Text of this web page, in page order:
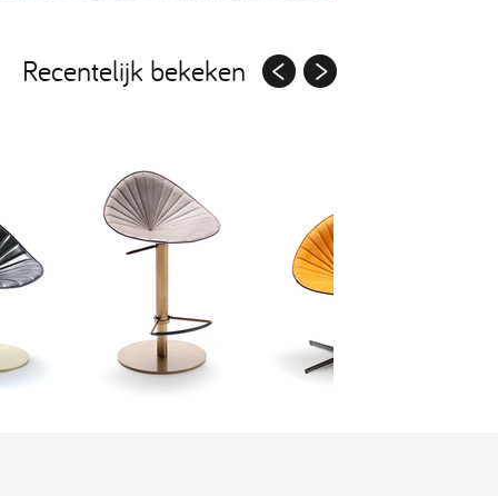
Recentelijk bekeken